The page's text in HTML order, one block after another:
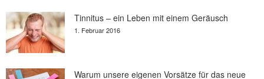
Tinnitus – ein Leben mit einem Geräusch
1. Februar 2016
Warum unsere eigenen Vorsätze für das neue